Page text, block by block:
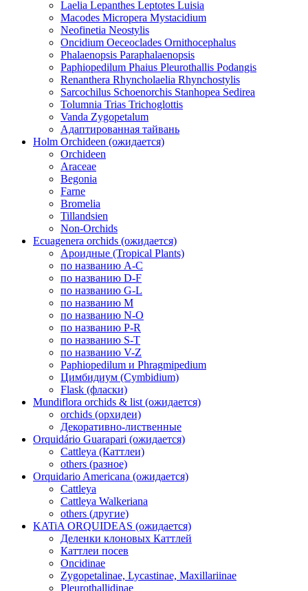
Laelia Lepanthes Leptotes Luisia
Macodes Micropera Mystacidium
Neofinetia Neostylis
Oncidium Oeceoclades Ornithocephalus
Phalaenopsis Paraphalaenopsis
Paphiopedilum Phaius Pleurothallis Podangis
Renanthera Rhyncholaelia Rhynchostylis
Sarcochilus Schoenorchis Stanhopea Sedirea
Tolumnia Trias Trichoglottis
Vanda Zygopetalum
Адаптированная тайвань
Holm Orchideen (ожидается)
Orchideen
Araceae
Begonia
Farne
Bromelia
Tillandsien
Non-Orchids
Ecuagenera orchids (ожидается)
Ароидные (Tropical Plants)
по названию A-C
по названию D-F
по названию G-L
по названию M
по названию N-O
по названию P-R
по названию S-T
по названию V-Z
Paphiopedilum и Phragmipedium
Цимбидиум (Cymbidium)
Flask (фласки)
Mundiflora orchids & list (ожидается)
orchids (орхидеи)
Декоративно-лиственные
Orquidário Guarapari (ожидается)
Cattleya (Каттлеи)
others (разное)
Orquidario Americana (ожидается)
Cattleya
Cattleya Walkeriana
others (другие)
KATiA ORQUIDEAS (ожидается)
Деленки клоновых Каттлей
Каттлеи посев
Oncidinae
Zygopetalinae, Lycastinae, Maxillariinae
Pleurothallidinae